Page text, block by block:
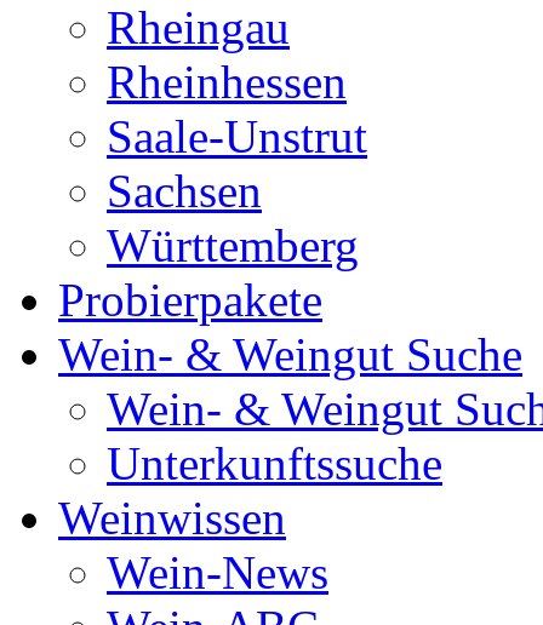
Rheingau
Rheinhessen
Saale-Unstrut
Sachsen
Württemberg
Probierpakete
Wein- & Weingut Suche
Wein- & Weingut
Unterkunftssuche
Weinwissen
Wein-News